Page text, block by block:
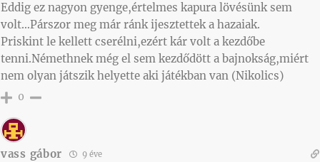
Eddig ez nagyon gyenge,értelmes kapura lövésünk sem
volt…Párszor meg már ránk ijesztettek a hazaiak.
Priskint le kellett cserélni,ezért kár volt a kezdőbe
tenni.Némethnek még el sem kezdődött a bajnokság,miért
nem olyan játszik helyette aki játékban van (Nikolics)
0
vass gábor 9 éve